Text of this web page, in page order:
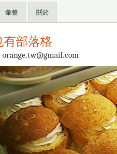
彙整 關於
部落格